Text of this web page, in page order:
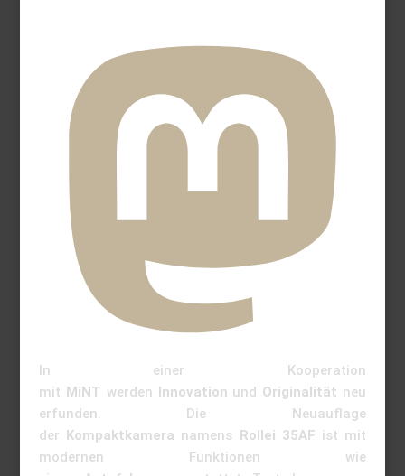
In einer Kooperation
mit MiNT werden Innovation und Originalität neu
erfunden. Die Neuauflage
der Kompaktkamera namens Rollei 35AF ist mit
modernen Funktionen wie